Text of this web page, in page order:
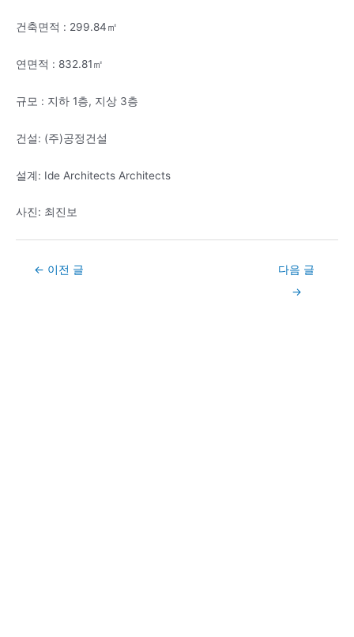
건축면적 : 299.84㎡
연면적 : 832.81㎡
규모 : 지하 1층, 지상 3층
건설: (주)공정건설
설계: Ide Architects Architects
사진: 최진보
Post← 이전 글
다음 글
→